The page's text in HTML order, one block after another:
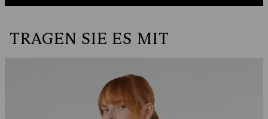
TRAGEN SIE ES MIT